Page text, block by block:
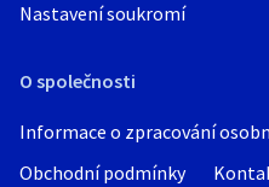
Nastavení soukromí
O společnosti
Informace o zpracování
Obchodní podmínky